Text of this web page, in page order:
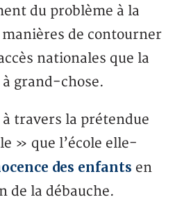
du problème à la
de contourner
nationales que la
grand-chose.
travers la prétendue
» que l’école elle-
des enfants en
de la débauche.